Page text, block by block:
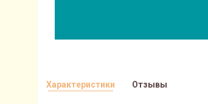
Характеристики Отзывы